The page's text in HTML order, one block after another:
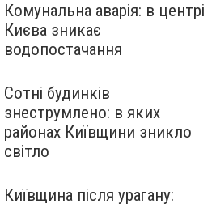
Комунальна аварія: в центрі
Києва зникає
водопостачання
Сотні будинків
знеструмлено: в яких
районах Київщини зникло
світло
Київщина після урагану: